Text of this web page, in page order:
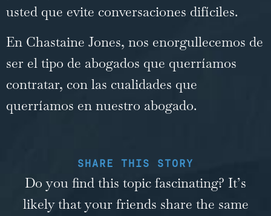
usted que evite conversaciones difíciles.
En Chastaine Jones, nos enorgullecemos de
ser el tipo de abogados que querríamos
contratar, con las cualidades que
querríamos en nuestro abogado.
SHARE THIS STORY
Do you find this topic fascinating? It’s
likely that your friends share the same